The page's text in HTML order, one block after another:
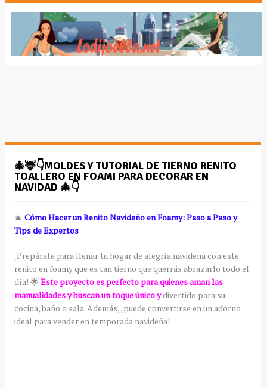
🎄🦌👇MOLDES Y TUTORIAL DE TIERNO RENITO
TOALLERO EN FOAMI PARA DECORAR EN
NAVIDAD 🎄👇
🎄 Cómo Hacer un Renito Navideño en Foamy: Paso a Paso y
Tips de Expertos
¡Prepárate para llenar tu hogar de alegría navideña con este
renito en foamy que es tan tierno que querrás abrazarlo todo el
día! 🌟 Este proyecto es perfecto para quienes aman las
manualidades y buscan un toque único ydivertido para su
cocina, baño o sala. Además, ¡puede convertirse en un adorno
ideal para vender en temporada navideña!